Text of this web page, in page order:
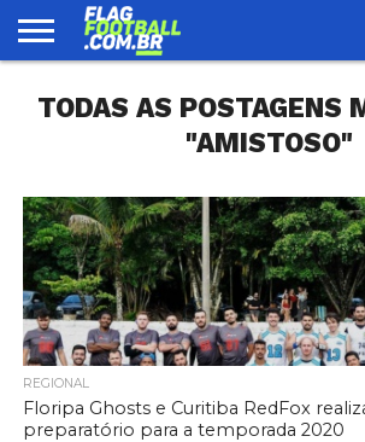
FOOTBALL
ENCONTRE
UMA
SELEÇÃO
BRASILEIRA
LOJA
TODAS AS POSTAGENS
"AMISTOSO"
REGIONAL
Floripa Ghosts e Curitiba RedFox
preparatório para a temporada 2020